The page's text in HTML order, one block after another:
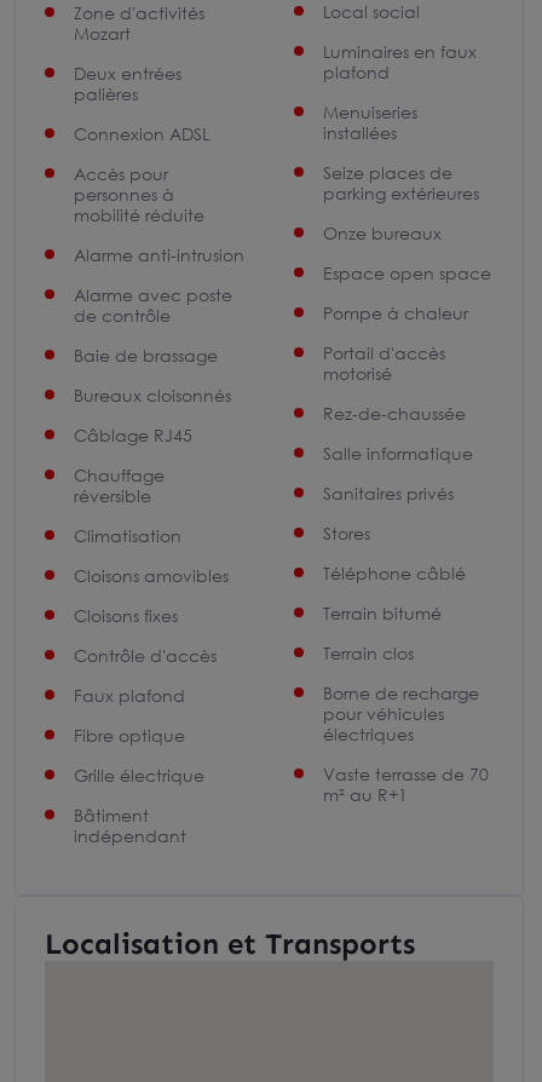
Zone d'activités
Mozart
Deux entrées
palières
Connexion ADSL
Accès pour
personnes à
mobilité réduite
Alarme anti-intrusion
Alarme avec poste
de contrôle
Baie de brassage
Bureaux cloisonnés
Câblage RJ45
Chauffage
réversible
Climatisation
Cloisons amovibles
Cloisons fixes
Contrôle d'accès
Faux plafond
Fibre optique
Grille électrique
Bâtiment
indépendant
Local social
Luminaires en faux
plafond
Menuiseries
installées
Seize places de
parking extérieures
Onze bureaux
Espace open space
Pompe à chaleur
Portail d'accès
motorisé
Rez-de-chaussée
Salle informatique
Sanitaires privés
Stores
Téléphone câblé
Terrain bitumé
Terrain clos
Borne de recharge
pour véhicules
électriques
Vaste terrasse de 70
m² au R+1
Localisation et Transports